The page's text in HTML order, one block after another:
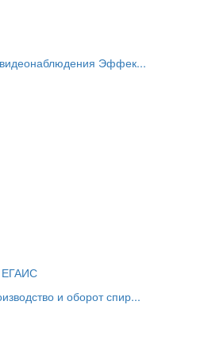
Эффек...
ЕГАИС
и оборот спир...